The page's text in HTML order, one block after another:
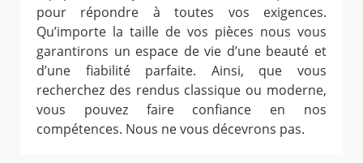
pour répondre à toutes vos exigences.
Qu’importe la taille de vos pièces nous vous
garantirons un espace de vie d’une beauté et
d’une fiabilité parfaite. Ainsi, que vous
recherchez des rendus classique ou moderne,
vous pouvez faire confiance en nos
compétences. Nous ne vous décevrons pas.